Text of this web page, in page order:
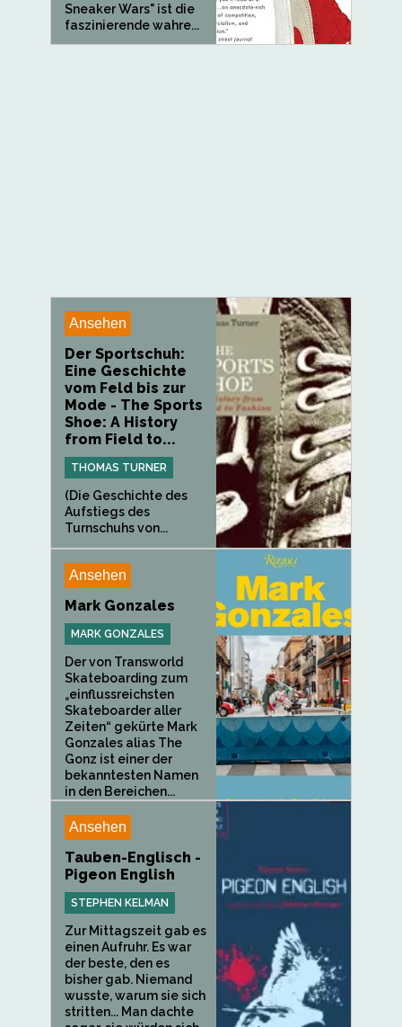
Sneaker Wars" ist die
faszinierende wahre...
Ansehen
Der Sportschuh:
Eine Geschichte
vom Feld bis zur
Mode - The Sports
Shoe: A History
from Field to...
THOMAS TURNER
(Die Geschichte des
Aufstiegs des
Turnschuhs von...
Ansehen
Mark Gonzales
MARK GONZALES
Der von Transworld
Skateboarding zum
„einflussreichsten
Skateboarder aller
Zeiten“ gekürte Mark
Gonzales alias The
Gonz ist einer der
bekanntesten Namen
in den Bereichen...
Ansehen
Tauben-Englisch -
Pigeon English
STEPHEN KELMAN
Zur Mittagszeit gab es
einen Aufruhr. Es war
der beste, den es
bisher gab. Niemand
wusste, warum sie sich
stritten... Man dachte